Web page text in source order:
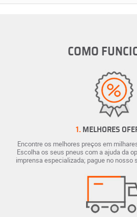
COMO
1. MELHORES
Encontre os melhores preços em
Escolha os seus pneus com a ajuda da
imprensa especializada; pague no nosso